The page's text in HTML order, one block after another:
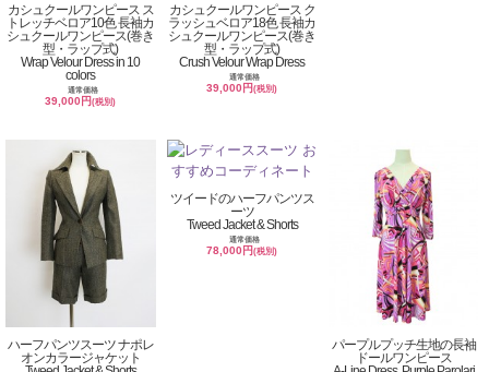
カシュクールワンピース ス
トレッチベロア10色 長袖カ
シュクールワンピース(巻き
型・ラップ式)
Wrap Velour Dress in 10
colors
通常価格
39,000円(税別)
カシュクールワンピース ク
ラッシュベロア18色 長袖カ
シュクールワンピース(巻き
型・ラップ式)
Crush Velour Wrap Dress
通常価格
39,000円(税別)
ハーフパンツスーツ ナポレ
オンカラージャケット
ツイードのハーフパンツス
ーツ
Tweed Jacket & Shorts
通常価格
78,000円(税別)
パープルプッチ生地の長袖
ドールワンピース